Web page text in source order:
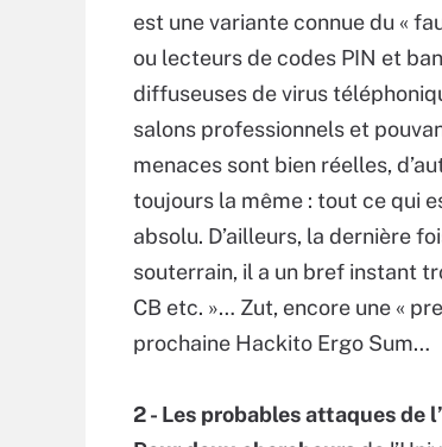
est une variante connue du «
ou lecteurs de codes PIN et
diffuseuses de virus
salons professionnels et
menaces sont bien réelles,
toujours la même : tout ce qui
absolu. D’ailleurs, la dernière
souterrain, il a un bref instant
CB etc. »… Zut, encore une «
prochaine Hackito Ergo Sum…
2 - Les probables attaques de